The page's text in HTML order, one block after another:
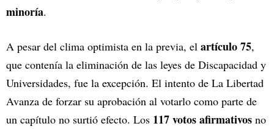
minoría.
A pesar del clima optimista en la previa, el artículo 75,
que contenía la eliminación de las leyes de Discapacidad y
Universidades, fue la excepción. El intento de La Libertad
Avanza de forzar su aprobación al votarlo como parte de
un capítulo no surtió efecto. Los 117 votos afirmativos no